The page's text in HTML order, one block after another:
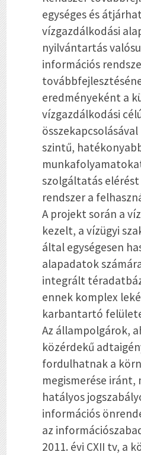
egységes és
vízgazdálkodási
nyilvántartás
információs
eredményeként a
vízgazdálkodási
szintű,
szolgáltatás
rendszer a
A projekt során a
kezelt, a vízügyi
által egységesen
alapadatok
integrált
ennek komplex
karbantartó
Az állampolgárok,
közérdekű
fordulhatnak a
megismerése iránt,
hatályos
információs
az
2011. évi CXII tv, a